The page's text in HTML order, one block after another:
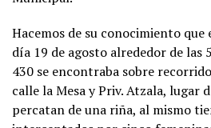
Hacemos de su conocimiento que
día 19 de agosto alrededor de las
430 se encontraba sobre
calle la Mesa y Priv. Atzala, lugar
percatan de una riña, al mismo